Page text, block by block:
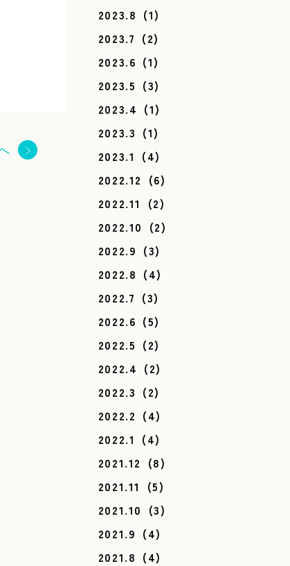
2023.8 (1)
2023.7 (2)
2023.6 (1)
2023.5 (3)
2023.4 (1)
2023.3 (1)
2023.1 (4)
2022.12 (6)
2022.11
(2)
2022.10 (2)
2022.9 (3)
2022.8 (4)
2022.7 (3)
2022.6 (5)
2022.5 (2)
2022.4 (2)
2022.3 (2)
2022.2 (4)
2022.1 (4)
2021.12 (8)
2021.11
(5)
2021.10 (3)
2021.9 (4)
2021.8 (4)